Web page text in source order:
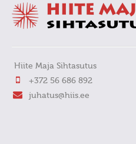
Hiite Maja Sihtasutus
+372 56 686 892
juhatus@hiis.ee